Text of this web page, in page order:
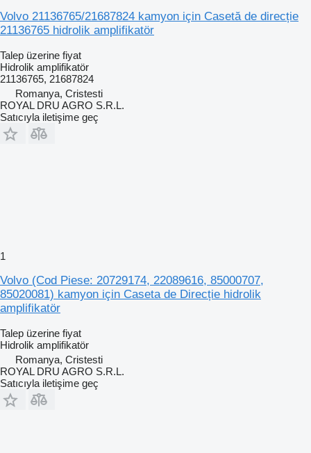
Volvo 21136765/21687824 kamyon için Casetă de direcție
21136765 hidrolik amplifikatör
Talep üzerine fiyat
Hidrolik amplifikatör
21136765, 21687824
Romanya, Cristesti
ROYAL DRU AGRO S.R.L.
Satıcıyla iletişime geç
1
Volvo (Cod Piese: 20729174, 22089616, 85000707,
85020081) kamyon için Caseta de Direcție hidrolik
amplifikatör
Talep üzerine fiyat
Hidrolik amplifikatör
Romanya, Cristesti
ROYAL DRU AGRO S.R.L.
Satıcıyla iletişime geç